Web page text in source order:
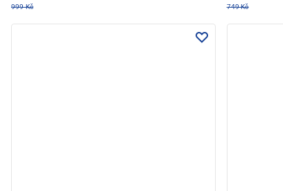
999 Kč 749 Kč